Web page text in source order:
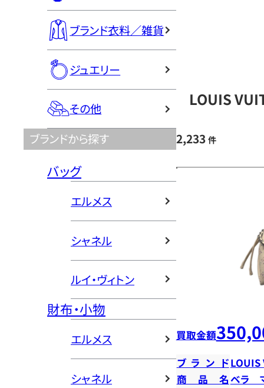
ブランド衣料／雑貨
ジュエリー
その他
ブランドから探す
バッグ
エルメス
シャネル
ルイ・ヴィトン
財布・小物
エルメス
シャネル
LOUIS
2,233 件
買取金額
ブランドLOUIS
商品名ベラ